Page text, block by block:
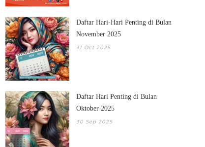
Daftar Hari-Hari Penting di Bulan
November 2025
31 Oct 2025
Daftar Hari Penting di Bulan
Oktober 2025
30 Sep 2025